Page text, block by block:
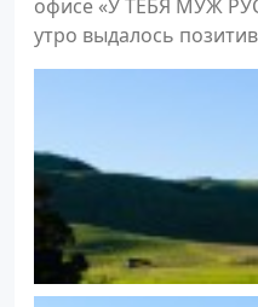
офисе «У ТЕБЯ МУЖ
утро выдалось